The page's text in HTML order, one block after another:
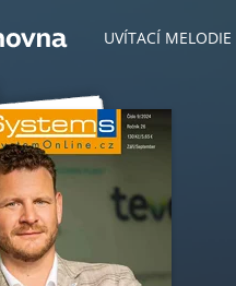
UVÍTACÍ MELODIE